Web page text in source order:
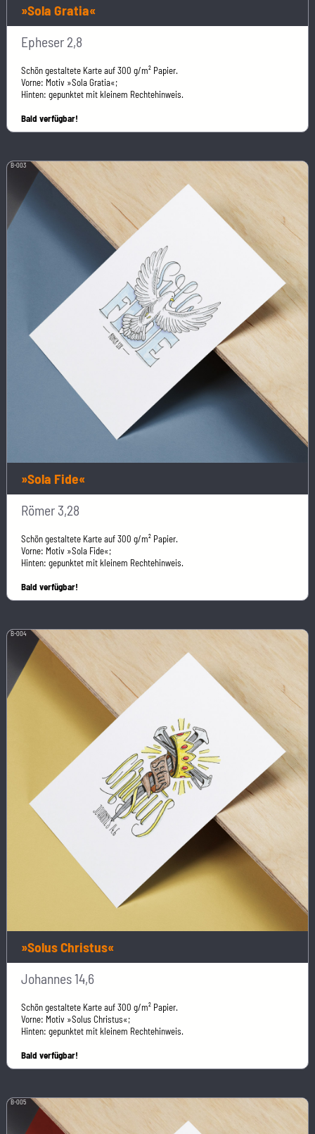
»Sola Gratia«
Epheser 2,8
Schön gestaltete Karte auf 300 g/m² Papier.
Vorne: Motiv »Sola Gratia«;
Hinten: gepunktet mit kleinem Rechtehinweis.
Bald verfügbar!
B-003
»Sola Fide«
Römer 3,28
Schön gestaltete Karte auf 300 g/m² Papier.
Vorne: Motiv »Sola Fide«;
Hinten: gepunktet mit kleinem Rechtehinweis.
Bald verfügbar!
B-004
»Solus Christus«
Johannes 14,6
Schön gestaltete Karte auf 300 g/m² Papier.
Vorne: Motiv »Solus Christus«;
Hinten: gepunktet mit kleinem Rechtehinweis.
Bald verfügbar!
B-005